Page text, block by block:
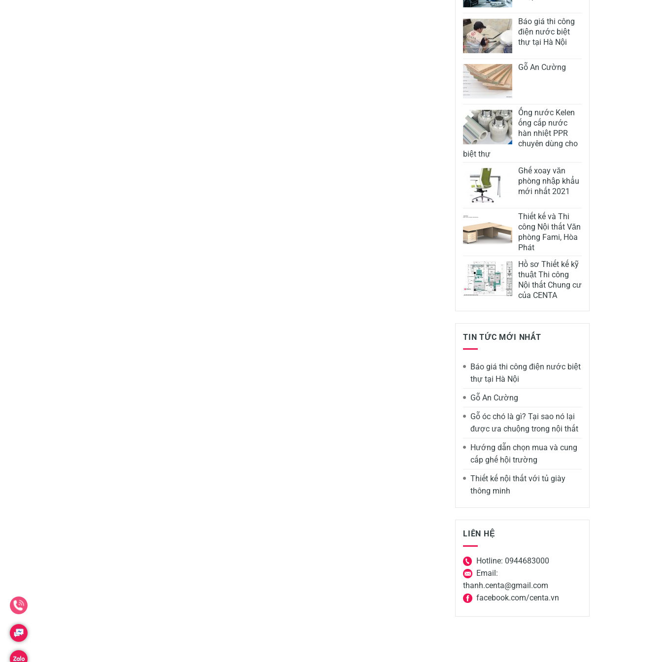
Báo giá thi công
điện nước biệt
thự tại Hà Nội
Gỗ An Cường
Ống nước Kelen
ống cấp nước
hàn nhiệt PPR
chuyên dùng cho
biệt thự
Ghế xoay văn
phòng nhập khẩu
mới nhất 2021
Thiết kế và Thi
công Nội thất Văn
phòng Fami, Hòa
Phát
Hồ sơ Thiết kế kỹ
thuật Thi công
Nội thất Chung cư
của CENTA
TIN TỨC MỚI NHẤT
Báo giá thi công điện nước biệt
thự tại Hà Nội
Gỗ An Cường
Gỗ óc chó là gì? Tại sao nó lại
được ưa chuộng trong nội thất
Hướng dẫn chọn mua và cung
cấp ghế hội trường
Thiết kế nội thất với tủ giày
thông minh
LIÊN HỆ
Hotline: 0944683000
Email:
thanh.centa@gmail.com
facebook.com/centa.vn